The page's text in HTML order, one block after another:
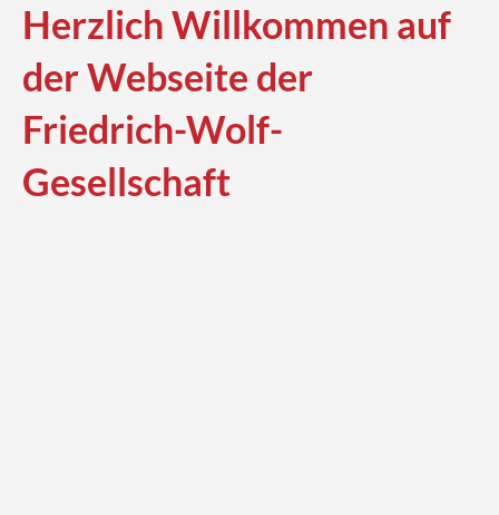
Herzlich Willkommen auf
der Webseite der
Friedrich-Wolf-
Gesellschaft